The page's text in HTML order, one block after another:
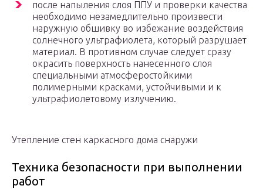
после напыления слоя ППУ и проверки качества
необходимо незамедлительно произвести
наружную обшивку во избежание воздействия
солнечного ультрафиолета, который разрушает
материал. В противном случае следует сразу
окрасить поверхность нанесенного слоя
специальными атмосферостойкими
полимерными красками, устойчивыми и к
ультрафиолетовому излучению.
Утепление стен каркасного дома снаружи
Техника безопасности при выполнении
работ